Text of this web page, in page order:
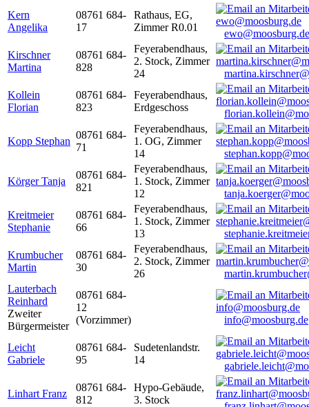
Kern
Angelika
08761 684-
17
Rathaus, EG,
Zimmer R0.01
ewo@moosburg.de
Kirschner
Martina
08761 684-
828
Feyerabendhaus,
2. Stock, Zimmer
24
Kollein
Florian
08761 684-
823
Feyerabendhaus,
Erdgeschoss
Kopp Stephan
08761 684-
71
Feyerabendhaus,
1. OG, Zimmer
14
Körger Tanja
08761 684-
821
Feyerabendhaus,
1. Stock, Zimmer
12
Kreitmeier
Stephanie
08761 684-
66
Feyerabendhaus,
1. Stock, Zimmer
13
Krumbucher
Martin
08761 684-
30
Feyerabendhaus,
2. Stock, Zimmer
26
Lauterbach
Reinhard
Zweiter
Bürgermeister
08761 684-
12
(Vorzimmer)
info@moosburg.de
Leicht
Gabriele
08761 684-
95
Sudetenlandstr.
14
Linhart Franz
08761 684-
812
Hypo-Gebäude,
3. Stock